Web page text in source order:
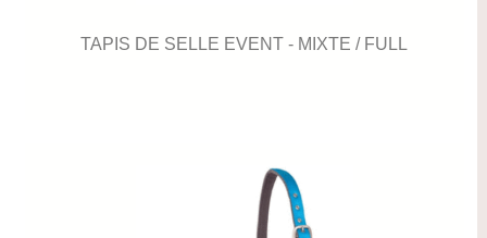
TAPIS DE SELLE EVENT - MIXTE / FULL